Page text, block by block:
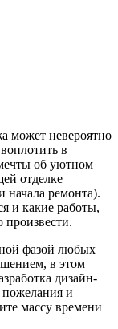
может невероятно
в
об уютном
отделке
начала ремонта).
и какие работы,
произвести.
фазой любых
в этом
дизайн-
и
массу времени